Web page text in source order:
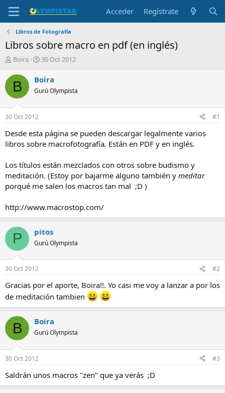
Acceder Regístrate
Libros de Fotografía
Libros sobre macro en pdf (en inglés)
I
i
c
a
d
o
r
e
t
e
m
Boira
F
c
a
i
n
c
o
30 Oct 2012
B Boira
Gurú Olympista
30 Oct 2012 #1
Desde esta página se pueden descargar legalmente varios
libros sobre macrofotografía. Están en PDF y en inglés.
Los títulos están mezclados con otros sobre budismo y
meditación. (Estoy por bajarme alguno también y meditar
porqué me salen los macros tan mal ;D )
http://www.macrostop.com/
P pitos
Gurú Olympista
30 Oct 2012 #2
Gracias por el aporte, Boira!!. Yo casi me voy a lanzar a por los
de meditación tambien
B Boira
Gurú Olympista
30 Oct 2012 #3
Saldrán unos macros "zen" que ya verás ;D